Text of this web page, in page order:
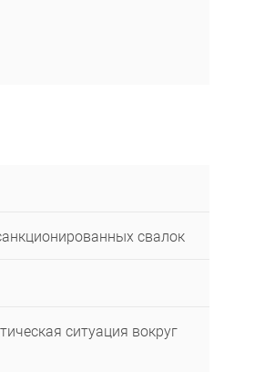
свалок
ситуация вокруг